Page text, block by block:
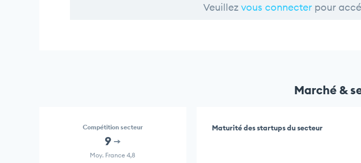
Veuillez vous connecter pour
Marché &
Compétition secteur
9
Moy. France 4,8
Maturité des startups du secteur